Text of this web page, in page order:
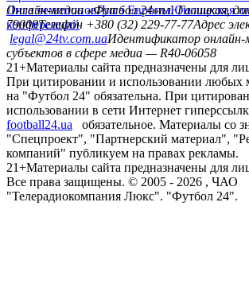
Лига чемпионовЛига ЕвропыЮношеская
конференций
Онлайн-медиа «Футбол 24»пл. Галицкая,
79008Телефон +380 (32) 229-77-77Адрес
legal@24tv.com.uaИдентификатор онлайн-
субъектов в сфере медиа — R40-06058
21+Материалы сайта предназначены для
При цитировании и использовании любых
на "Футбол 24" обязательна. При
использовании в сети Интернет
football24.ua
обязательное. Материалы со
"Спецпроект", "Партнерский материал",
компаний" публикуем на правах рекламы.
21+Материалы сайта предназначены для
Все права защищены. © 2005 - 2026 , ЧАО
"Телерадиокомпания Люкс". "Футбол 24".